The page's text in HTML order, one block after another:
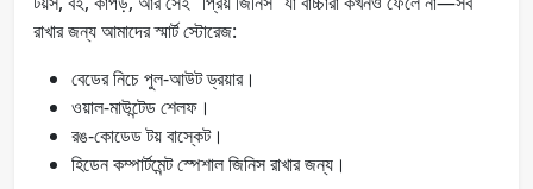
রাখার জন্য আমাদের স্মার্ট স্টোরেজ:
বেডের নিচে পুল-আউট ড্রয়ার।
ওয়াল-মাউন্টেড শেলফ।
রঙ-কোডেড টয় বাস্কেট।
হিডেন কম্পার্টমেন্ট স্পেশাল জিনিস রাখার জন্য।